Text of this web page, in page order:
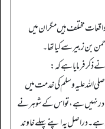
مختلف ہیں مگر ان میں
بن زبیر سے کیا تھا۔
ذکر فرمایا ہے کہ:
صلی اللہ علیہ وسلم کی خدمت میں
نہیں ہے، تو اس کے شوہر نے
ہے۔ دراصل یہ اپنے پہلے خاوند